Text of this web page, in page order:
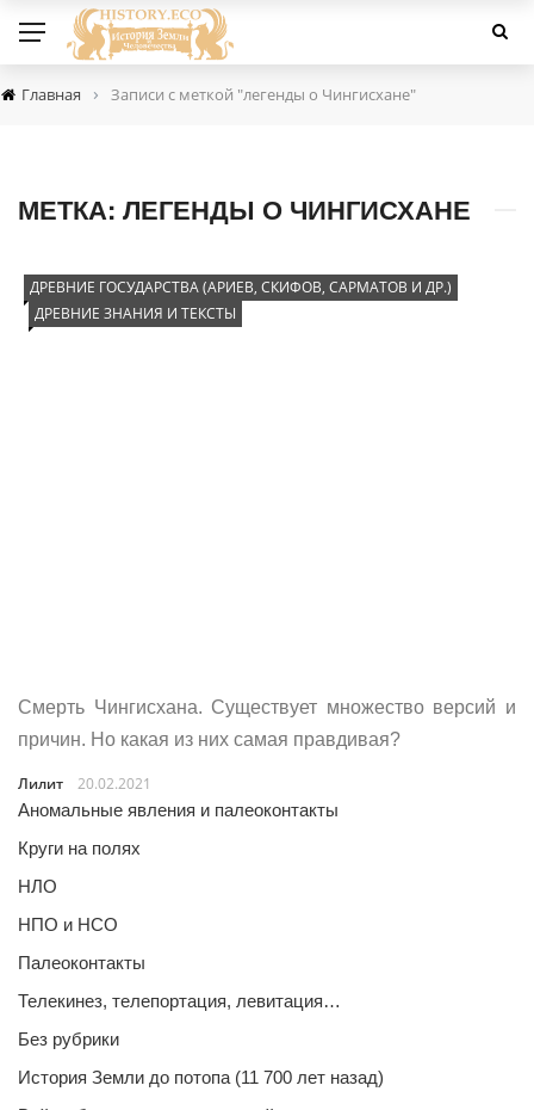
Главная › Записи с меткой "легенды о Чингисхане"
МЕТКА: ЛЕГЕНДЫ О ЧИНГИСХАНЕ
ДРЕВНИЕ ГОСУДАРСТВА (АРИЕВ, СКИФОВ, САРМАТОВ И ДР.)
ДРЕВНИЕ ЗНАНИЯ И ТЕКСТЫ
Смерть Чингисхана. Существует множество версий и
причин. Но какая из них самая правдивая?
Лилит
20.02.2021
Аномальные явления и палеоконтакты
Круги на полях
НЛО
НПО и НСО
Палеоконтакты
Телекинез, телепортация, левитация…
Без рубрики
История Земли до потопа (11 700 лет назад)